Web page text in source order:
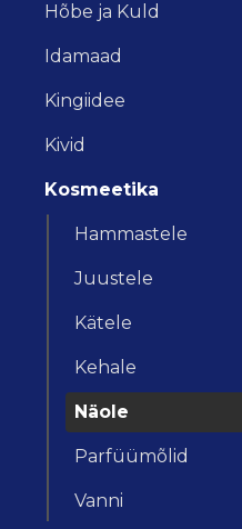
Hõbe ja Kuld
Idamaad
Kingiidee
Kivid
Kosmeetika
Hammastele
Juustele
Kätele
Kehale
Näole
Parfüümõlid
Vanni